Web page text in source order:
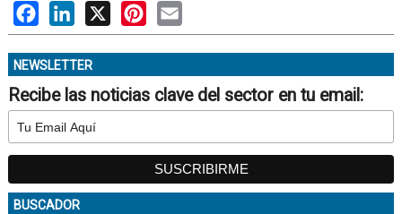
FacebookLinkedIn
X PinterestEmail
NEWSLETTER
Recibe las noticias clave del sector en tu email:
BUSCADOR